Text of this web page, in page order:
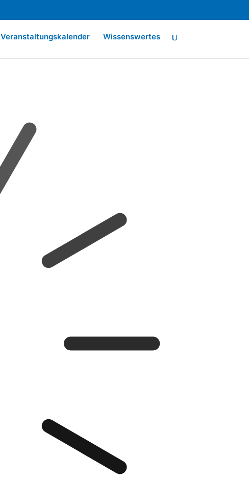
Veranstaltungskalender Wissenswertes